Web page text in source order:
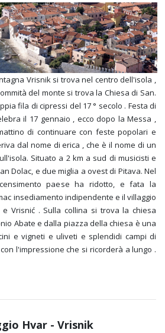
Vrisnik si trova nel centro dell'isola ,
del monte si trova la Chiesa di San.
fila di cipressi del 17 ° secolo . Festa di
il 17 gennaio , ecco dopo la Messa ,
di continuare con feste popolari e
dal nome di erica , che è il nome di un
Situato a 2 km a sud di musicisti e
Dolac, e due miglia a ovest di Pitava. Nel
paese ha ridotto, e fata la
insediamento indipendente e il villaggio
e Vrisnić . Sulla collina si trova la chiesa
Abate e dalla piazza della chiesa è una
e vigneti e uliveti e splendidi campi di
l'impressione che si ricorderà a lungo .
Hvar - Vrisnik